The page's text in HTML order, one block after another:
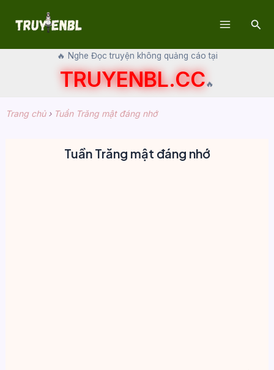
🔥 Nghe Đọc truyện không quảng cáo tại
TRUYENBL.CC🔥
Trang chủ› Tuần Trăng mật đáng nhớ
Tuần Trăng mật đáng nhớ